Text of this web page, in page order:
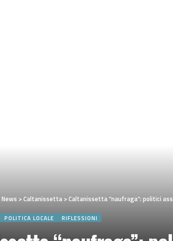
News >Caltanissetta >Caltanissetta “naufraga”: politici
POLITICA LOCALE RIFLESSIONI